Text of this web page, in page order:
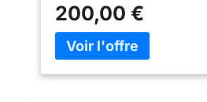
tronçonneuse électrique
de coupe de ⌀ 20 cm avec
coupe de 4m - Une tête de
200,00 €